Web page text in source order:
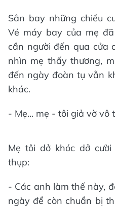
Sân bay những chiều
Vé máy bay của mẹ
cần người đến qua cửa
nhìn mẹ thấy thương,
đến ngày đoàn tụ vẫn
khác.
- Mẹ... mẹ - tôi giả vờ vô
Mẹ tôi dở khóc dở
thụp:
- Các anh làm thế này,
ngày để còn chuẩn bị